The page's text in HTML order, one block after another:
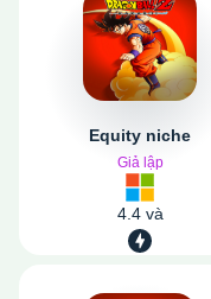
Equity niche
Giả lập
4.4 và